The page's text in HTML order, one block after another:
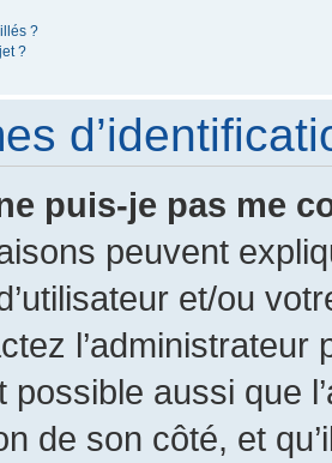
?
?
puis-je pas me
peuvent
et/ou
l’administrateur
possible aussi que
de son côté, et